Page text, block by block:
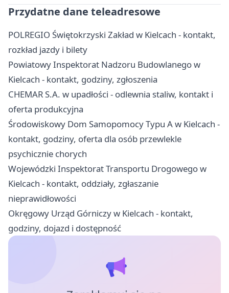
Przydatne dane teleadresowe
POLREGIO Świętokrzyski Zakład w Kielcach - kontakt,
rozkład jazdy i bilety
Powiatowy Inspektorat Nadzoru Budowlanego w
Kielcach - kontakt, godziny, zgłoszenia
CHEMAR S.A. w upadłości - odlewnia staliw, kontakt i
oferta produkcyjna
Środowiskowy Dom Samopomocy Typu A w Kielcach -
kontakt, godziny, oferta dla osób przewlekle
psychicznie chorych
Wojewódzki Inspektorat Transportu Drogowego w
Kielcach - kontakt, oddziały, zgłaszanie
nieprawidłowości
Okręgowy Urząd Górniczy w Kielcach - kontakt,
godziny, dojazd i dostępność